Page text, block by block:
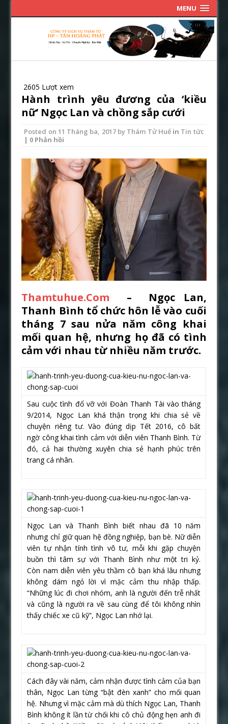
MENU
2605 Lượt xem
Hành trình yêu đương của ‘kiều
nữ’ Ngọc Lan và chồng sắp cưới
Posted on 11 Tháng ba, 2017by Thám Tử Huếin Tin tức
| 0 Phản hồi
Thamtuhue.Com – Ngọc Lan,
Thanh Bình tổ chức hôn lễ vào cuối
tháng 7 sau nửa năm công khai
mối quan hệ, nhưng họ đã có tình
cảm với nhau từ nhiều năm trước.
Sau cuộc tình đổ vỡ với Đoàn Thanh Tài vào tháng
9/2014, Ngọc Lan khá thận trọng khi chia sẻ về
chuyện riêng tư. Vào đúng dịp Tết 2016, cô bất
ngờ công khai tình cảm với diễn viên Thanh Bình. Từ
đó, cả hai thường xuyên chia sẻ hạnh phúc trên
trang cá nhân.
Ngọc Lan và Thanh Bình biết nhau đã 10 năm
nhưng chỉ giữ quan hệ đồng nghiệp, bạn bè. Nữ diễn
viên tự nhận tính tình vô tư, mỗi khi gặp chuyện
buồn thì tâm sự với Thanh Bình như một tri kỷ.
Còn nam diễn viên yêu thầm cô bạn khá lâu nhưng
không dám ngỏ lời vì mặc cảm thu nhập thấp.
“Những lúc đi chơi nhóm, anh là người đến trễ nhất
và cũng là người ra về sau cùng để tôi không nhìn
thấy chiếc xe cũ kỹ”, Ngọc Lan nhớ lại.
Cách đây vài năm, cảm nhận được tình cảm của bạn
thân, Ngọc Lan từng “bật đèn xanh” cho mối quan
hệ. Nhưng vì mặc cảm mà dù thích Ngọc Lan, Thanh
Bình không ít lần từ chối khi cô chủ động hẹn anh đi